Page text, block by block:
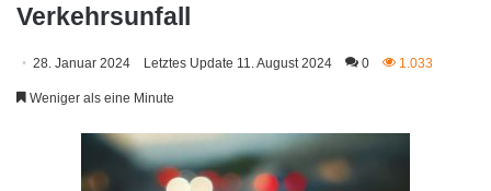
Verkehrsunfall
28. Januar 2024 Letztes Update 11. August 2024 0 1.033
Weniger als eine Minute